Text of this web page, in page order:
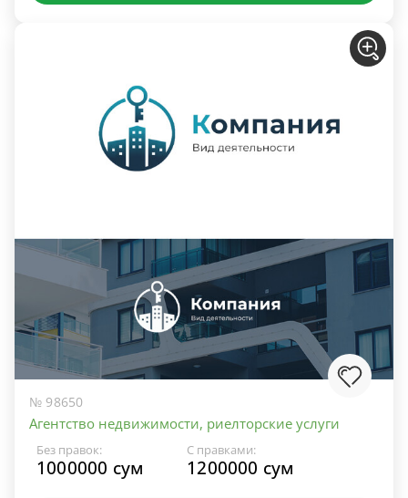
№ 98650
Агентство недвижимости, риелторские услуги
Без правок:
1000000 сум
С правками:
1200000 сум